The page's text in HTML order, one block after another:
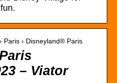
Paris › Disneyland® Paris
– Viator